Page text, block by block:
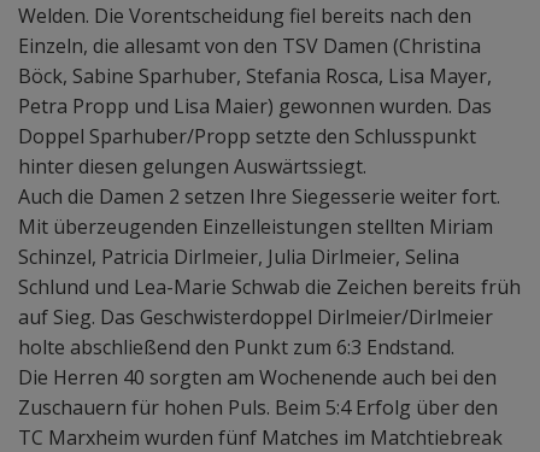
Welden. Die Vorentscheidung fiel bereits nach den
Einzeln, die allesamt von den TSV Damen (Christina
Böck, Sabine Sparhuber, Stefania Rosca, Lisa Mayer,
Petra Propp und Lisa Maier) gewonnen wurden. Das
Doppel Sparhuber/Propp setzte den Schlusspunkt
hinter diesen gelungen Auswärtssiegt.
Auch die Damen 2 setzen Ihre Siegesserie weiter fort.
Mit überzeugenden Einzelleistungen stellten Miriam
Schinzel, Patricia Dirlmeier, Julia Dirlmeier, Selina
Schlund und Lea-Marie Schwab die Zeichen bereits früh
auf Sieg. Das Geschwisterdoppel Dirlmeier/Dirlmeier
holte abschließend den Punkt zum 6:3 Endstand.
Die Herren 40 sorgten am Wochenende auch bei den
Zuschauern für hohen Puls. Beim 5:4 Erfolg über den
TC Marxheim wurden fünf Matches im Matchtiebreak